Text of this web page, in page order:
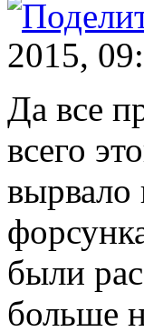
2015,
Да все
всего
вырвало
были
больше